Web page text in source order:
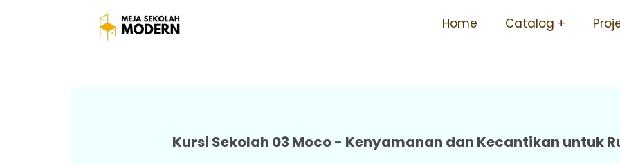
Home Catalog
Meja Kursi Sekolah Besi Awet Mudah Dipasang
Kursi Sekolah 03 Moco - Kenyamanan dan Kecantikan untuk